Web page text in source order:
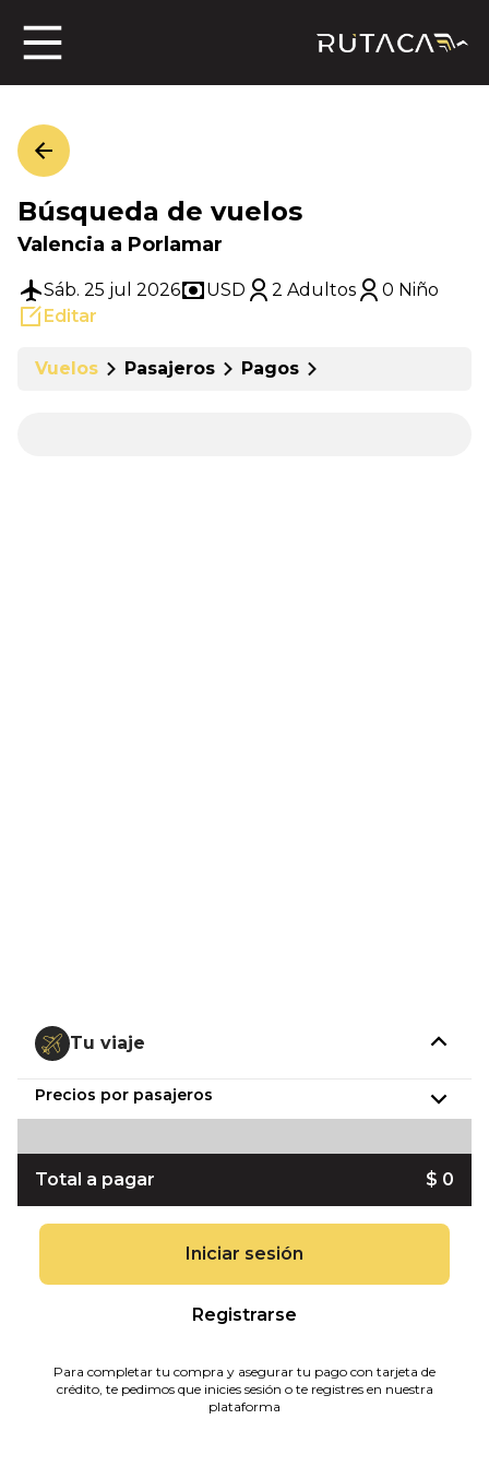
Búsqueda de vuelos
Valencia a Porlamar
Sáb. 25 jul 2026 USD 2 Adultos
0 Niño
Editar
Vuelos Pasajeros Pagos
Tu viaje
Precios por pasajeros
Total a pagar $ 0
Iniciar sesión
Registrarse
Para completar tu compra y asegurar tu pago con tarjeta de
crédito, te pedimos que inicies sesión o te registres en nuestra
plataforma